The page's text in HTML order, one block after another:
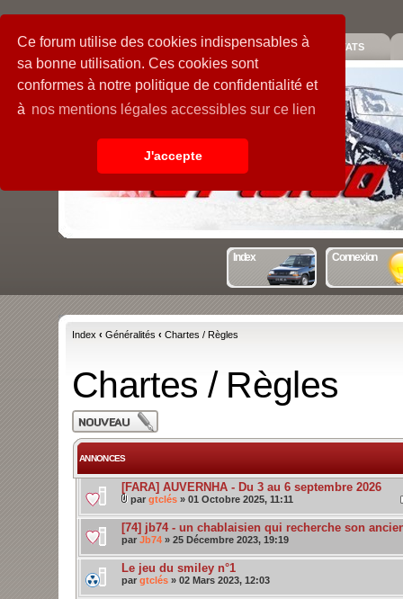
Ce forum utilise des cookies indispensables à
sa bonne utilisation. Ces cookies sont
conformes à notre politique de confidentialité et
à nos mentions légales accessibles sur ce lien
J'accepte
PIECES GALERIE GUIDE STATS
Index Connexion
Index ‹ Généralités ‹ Chartes / Règles
Chartes / Règles
Publier un nouveau
sujet
ANNONCES
[FARA] AUVERNHA - Du 3 au 6 septembre 2026
par gtclés » 01 Octobre 2025, 11:11
[74] jb74 - un chablaisien qui recherche son
par Jb74 » 25 Décembre 2023, 19:19
Le jeu du smiley n°1
par gtclés » 02 Mars 2023, 12:03